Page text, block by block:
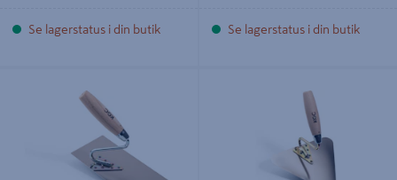
Se lagerstatus i din butik Se lagerstatus i din butik